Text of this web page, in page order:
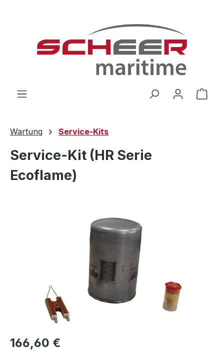
Wartung Service-Kits
Service-Kit (HR Serie
Ecoflame)
Bildergalerie überspringen
Regulärer Preis:
166,60 €